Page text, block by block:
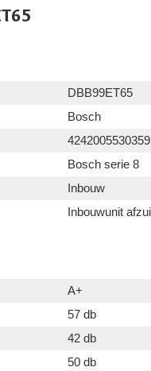
DBB99ET65
Bosch
4242005530359
Bosch serie 8
Inbouw
Inbouwunit
A+
57 db
42 db
50 db